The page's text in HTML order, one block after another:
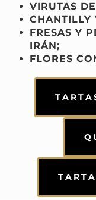
VIRUTAS
CHANTILLY
FRESAS Y
IRÁN;
FLORES